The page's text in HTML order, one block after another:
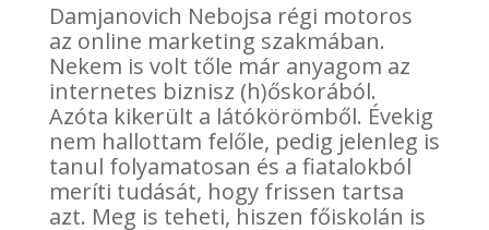
Damjanovich Nebojsa régi motoros
az online marketing szakmában.
Nekem is volt tőle már anyagom az
internetes biznisz (h)őskorából.
Azóta kikerült a látókörömből. Évekig
nem hallottam felőle, pedig jelenleg is
tanul folyamatosan és a fiatalokból
meríti tudását, hogy frissen tartsa
azt. Meg is teheti, hiszen főiskolán is